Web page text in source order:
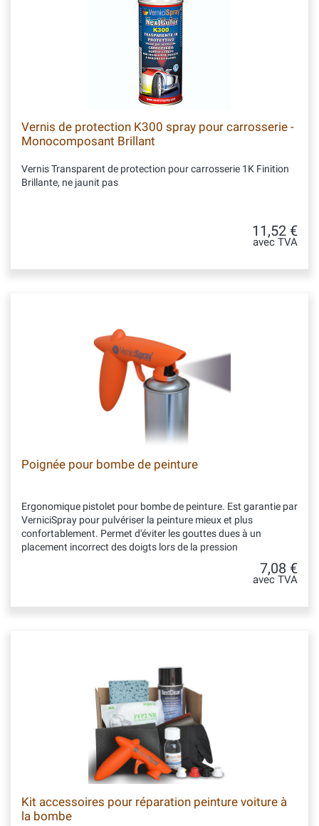
Vernis de protection K300 spray pour carrosserie -
Monocomposant Brillant
Vernis Transparent de protection pour carrosserie 1K Finition
Brillante, ne jaunit pas
11,52 €
avec TVA
Poignée pour bombe de peinture
Ergonomique pistolet pour bombe de peinture. Est garantie par
VerniciSpray pour pulvériser la peinture mieux et plus
confortablement. Permet d'éviter les gouttes dues à un
placement incorrect des doigts lors de la pression
7,08 €
avec TVA
Kit accessoires pour réparation peinture voiture à
la bombe